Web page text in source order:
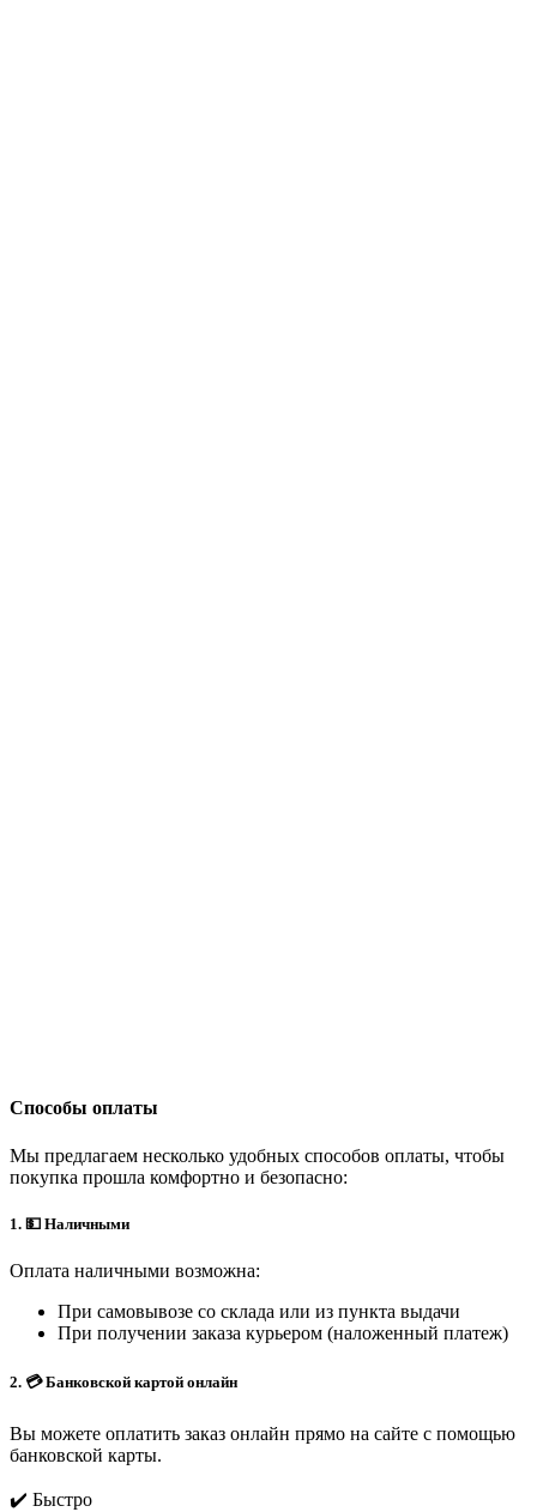
Способы оплаты
Мы предлагаем несколько удобных способов оплаты, чтобы
покупка прошла комфортно и безопасно:
1. 💵 Наличными
Оплата наличными возможна:
При самовывозе со склада или из пункта выдачи
При получении заказа курьером (наложенный платеж)
2. 💳 Банковской картой онлайн
Вы можете оплатить заказ онлайн прямо на сайте с помощью
банковской карты.
✔️ Быстро